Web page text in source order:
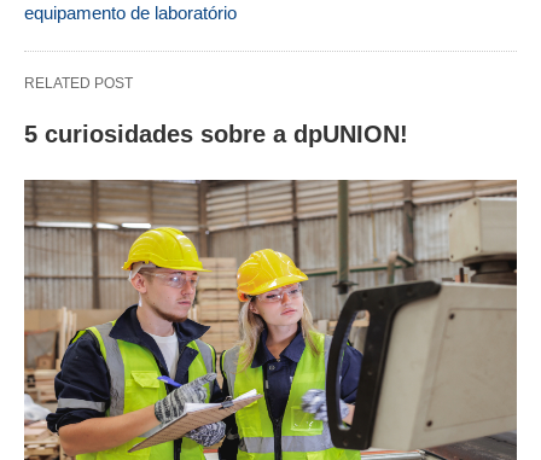
equipamento de laboratório
RELATED POST
5 curiosidades sobre a dpUNION!